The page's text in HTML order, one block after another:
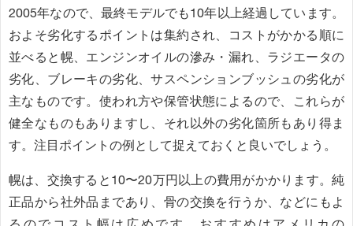
2005年なので、最終モデルでも10年以上経過しています。
およそ劣化するポイントは集約され、コストがかかる順に
並べると幌、エンジンオイルの滲み・漏れ、ラジエータの
劣化、ブレーキの劣化、サスペンションブッシュの劣化が
主なものです。使われ方や保管状態によるので、これらが
健全なものもありますし、それ以外の劣化箇所もあり得ま
す。注目ポイントの例として捉えておくと良いでしょう。
幌は、交換すると10〜20万円以上の費用がかかります。純
正品から社外品まであり、骨の交換を行うか、などにもよ